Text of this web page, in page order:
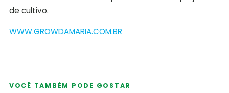
de cultivo.
WWW.GROWDAMARIA.COM.BR
VOCÊ TAMBÉM PODE GOSTAR